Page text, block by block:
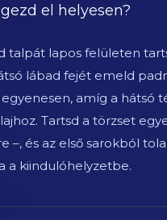
el helyesen?
talpát lapos felületen
lábad fejét emeld
amíg a hátsó
Tartsd a törzset
–, és az első sarokból
a kiindulóhelyzetbe.